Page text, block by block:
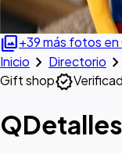
photo_library+39 más fotos
Inicio chevron_right Directorio chevron_right
Gift shopverified
QDetalles